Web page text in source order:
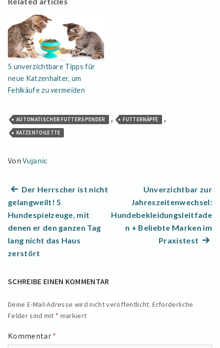
5 unverzichtbare Tipps für
neue Katzenhalter, um
Fehlkäufe zu vermeiden
AUTOMATISCHER FUTTERSPENDER , FUTTERNÄPFE ,
KATZENTOILETTE
VonVujanic
Beitragsnavigation
Previous
post:
Der Herrscher ist nicht
gelangweilt! 5
Hundespielzeuge, mit
denen er den ganzen Tag
lang nicht das Haus
zerstört
Unverzichtbar zur
Jahreszeitenwechsel:
Hundebekleidungsleitfade
n + Beliebte Marken im
Praxistest Next
SCHREIBE EINEN KOMMENTAR
Deine E-Mail-Adresse wird nicht veröffentlicht. Erforderliche
Felder sind mit * markiert
Kommentar *